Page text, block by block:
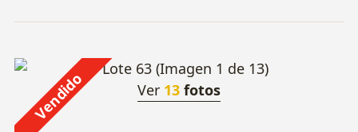
Vendido Ver 13 fotos